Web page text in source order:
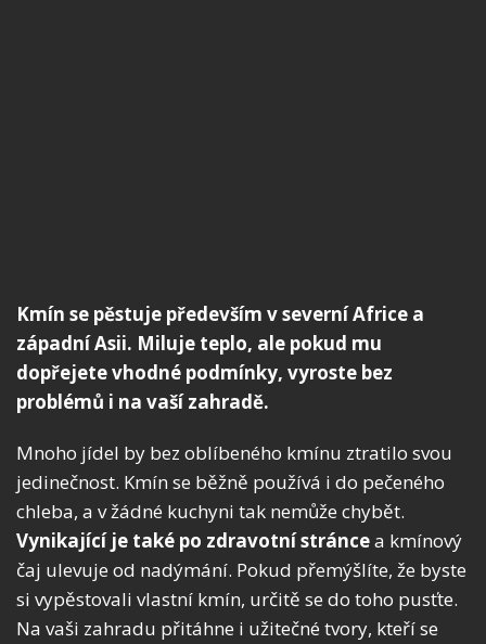
Kmín se pěstuje především v severní Africe a
západní Asii. Miluje teplo, ale pokud mu
dopřejete vhodné podmínky, vyroste bez
problémů i na vaší zahradě.
Mnoho jídel by bez oblíbeného kmínu ztratilo svou
jedinečnost. Kmín se běžně používá i do pečeného
chleba, a v žádné kuchyni tak nemůže chybět.
Vynikající je také po zdravotní stráncea kmínový
čaj ulevuje od nadýmání. Pokud přemýšlíte, že byste
si vypěstovali vlastní kmín, určitě se do toho pusťte.
Na vaši zahradu přitáhne i užitečné tvory, kteří se